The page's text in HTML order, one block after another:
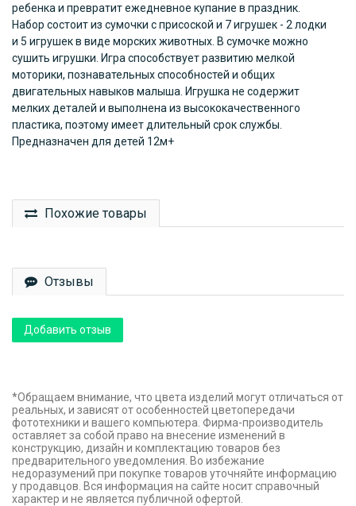
ребенка и превратит ежедневное купание в праздник.
Набор состоит из сумочки с присоской и 7 игрушек - 2 лодки
и 5 игрушек в виде морских животных. В сумочке можно
сушить игрушки. Игра способствует развитию мелкой
моторики, познавательных способностей и общих
двигательных навыков малыша. Игрушка не содержит
мелких деталей и выполнена из высококачественного
пластика, поэтому имеет длительный срок службы.
Предназначен для детей 12м+
Похожие товары
Отзывы
Добавить отзыв
*Обращаем внимание, что цвета изделий могут отличаться от
реальных, и зависят от особенностей цветопередачи
фототехники и вашего компьютера. Фирма-производитель
оставляет за собой право на внесение изменений в
конструкцию, дизайн и комплектацию товаров без
предварительного уведомления. Во избежание
недоразумений при покупке товаров уточняйте информацию
у продавцов. Вся информация на сайте носит справочный
характер и не является публичной офертой.